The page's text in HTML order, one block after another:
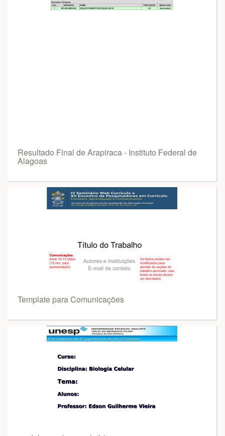
Resultado Final de Arapiraca - Instituto Federal de
Alagoas
Template para Comunicações